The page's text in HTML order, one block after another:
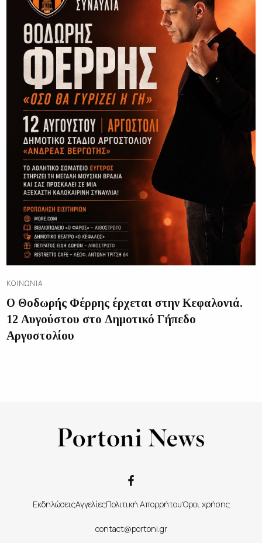
ΚΟΙΝΩΝΊΑ
Ο Θοδωρής Φέρρης έρχεται στην Κεφαλονιά.
12 Αυγούστου στο Δημοτικό Γήπεδο
Αργοστολίου
ΕκδηλώσειςΑγγελίεςΠολιτική ΑπορρήτουΌροι χρήσης
contact@portoni.gr